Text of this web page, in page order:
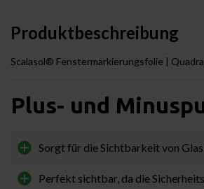
Produktbeschreibung
Scalasol® Fenstermarkierungsfolie |
Plus- und
Sorgt für die Sichtbarkeit von
Perfekt sichtbar, da die